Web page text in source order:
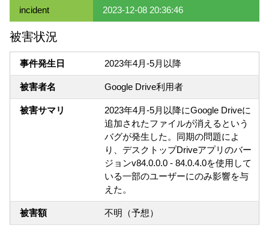
incident 2023-12-08 20:36:46
被害状況
事件発生日 2023年4月-5月以降
被害者名 Google Drive利用者
被害サマリ
2023年4月-5月以降にGoogle Driveに
追加されたファイルが消えるという
バグが発生した。同期の問題によ
り、デスクトップDriveアプリのバー
ジョンv84.0.0.0 - 84.0.4.0を使用して
いる一部のユーザーにのみ影響を与
えた。
被害額 不明（予想）